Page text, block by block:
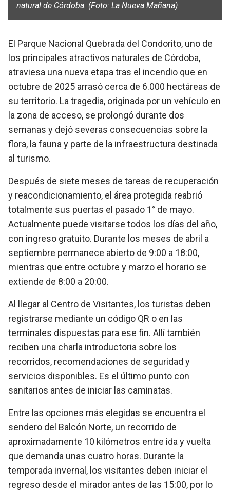
natural de Córdoba. (Foto: La Nueva Mañana)
El Parque Nacional Quebrada del Condorito, uno de
los principales atractivos naturales de Córdoba,
atraviesa una nueva etapa tras el incendio que en
octubre de 2025 arrasó cerca de 6.000 hectáreas de
su territorio. La tragedia, originada por un vehículo en
la zona de acceso, se prolongó durante dos
semanas y dejó severas consecuencias sobre la
flora, la fauna y parte de la infraestructura destinada
al turismo.
Después de siete meses de tareas de recuperación
y reacondicionamiento, el área protegida reabrió
totalmente sus puertas el pasado 1° de mayo.
Actualmente puede visitarse todos los días del año,
con ingreso gratuito. Durante los meses de abril a
septiembre permanece abierto de 9:00 a 18:00,
mientras que entre octubre y marzo el horario se
extiende de 8:00 a 20:00.
Al llegar al Centro de Visitantes, los turistas deben
registrarse mediante un código QR o en las
terminales dispuestas para ese fin. Allí también
reciben una charla introductoria sobre los
recorridos, recomendaciones de seguridad y
servicios disponibles. Es el último punto con
sanitarios antes de iniciar las caminatas.
Entre las opciones más elegidas se encuentra el
sendero del Balcón Norte, un recorrido de
aproximadamente 10 kilómetros entre ida y vuelta
que demanda unas cuatro horas. Durante la
temporada invernal, los visitantes deben iniciar el
regreso desde el mirador antes de las 15:00, por lo